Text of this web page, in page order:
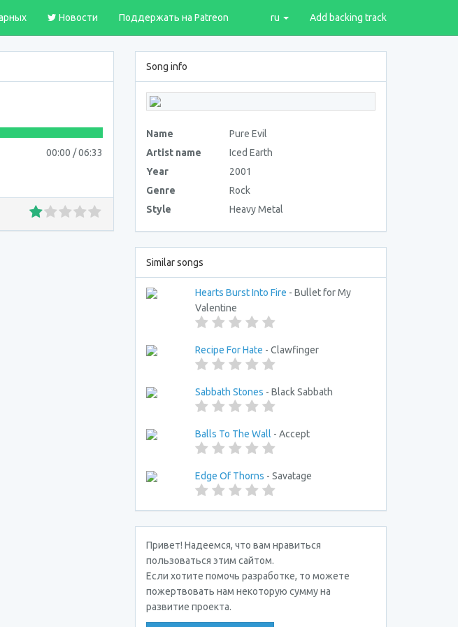
Новости Поддержать на Patreon ru Add backing track
00:00 /06:33
Song info
Name
Pure Evil
Artist name
Iced Earth
Year
2001
Genre
Rock
Style
Heavy Metal
Similar songs
Hearts Burst Into Fire - Bullet for My
Valentine
Recipe For Hate - Clawfinger
Sabbath Stones - Black Sabbath
Balls To The Wall - Accept
Edge Of Thorns - Savatage
Привет! Надеемся, что вам нравиться
пользоваться этим сайтом.
Если хотите помочь разработке, то можете
пожертвовать нам некоторую сумму на
развитие проекта.